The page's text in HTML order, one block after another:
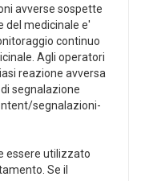
avverse sospette
del medicinale e'
continuo
Agli operatori
reazione avversa
segnalazione
segnalazioni-
essere utilizzato
Se il